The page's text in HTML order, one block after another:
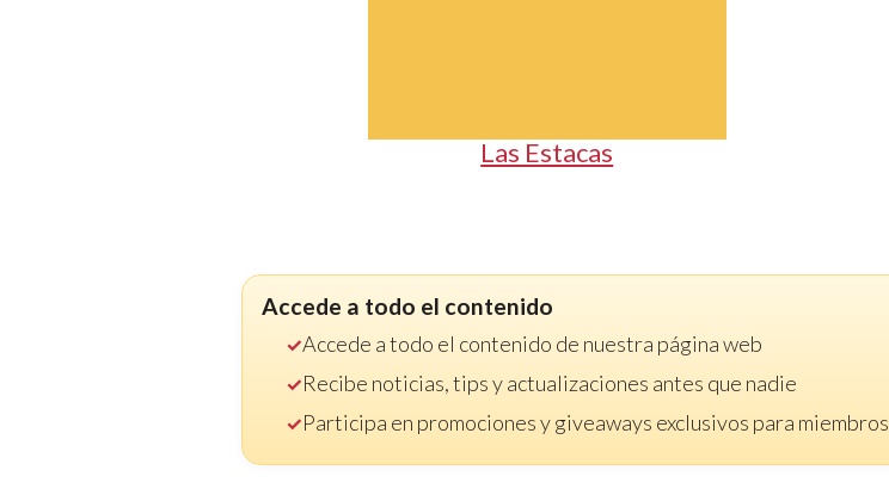
Las Estacas
Accede a todo el contenido
Accede a todo el contenido de nuestra página web
Recibe noticias, tips y actualizaciones antes que nadie
Participa en promociones y giveaways exclusivos para miembros